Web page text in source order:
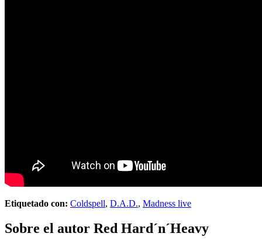
Etiquetado con: Coldspell, D.A.D., Madness live
Sobre el autor Red Hard´n´Heavy